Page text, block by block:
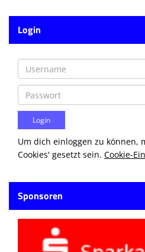
Login
Um dich einloggen zu können,
Cookies' gesetzt sein. Cookie-
Sponsoren